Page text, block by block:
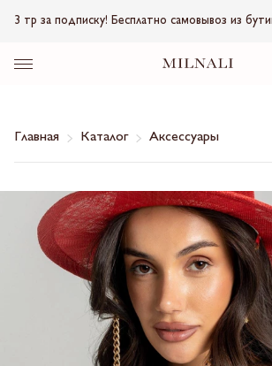
3 тр за подписку! Бесплатно самовывоз из
Главная Каталог Аксессуары